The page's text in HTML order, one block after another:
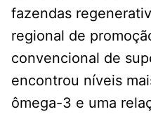
fazendas
regional de
convencional de
encontrou níveis
ômega-3 e uma